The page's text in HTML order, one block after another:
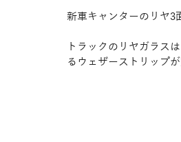
新車キャンターのリヤ3
トラックのリヤガラス
るウェザーストリップ